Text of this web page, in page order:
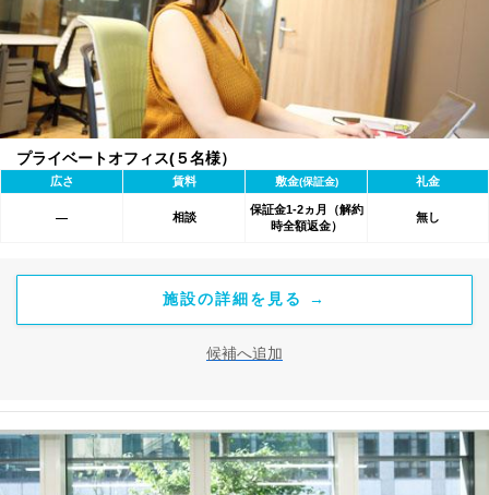
プライベートオフィス(５名様）
広さ 賃料 敷金(保証金) 礼金
― 相談
保証金1-2ヵ月（解約
時全額返金）
無し
施設の詳細を見る →
候補へ追加